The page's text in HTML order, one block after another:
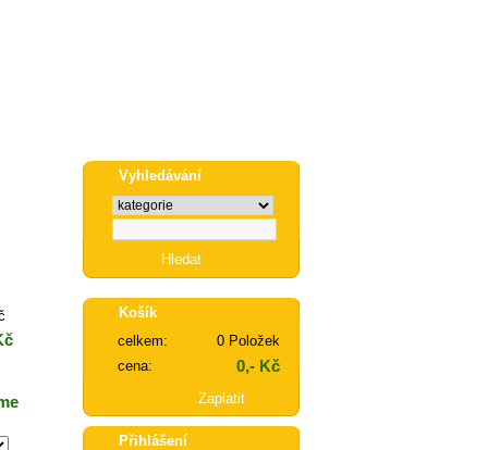
Vyhledávání
Košík
celkem:
0 Položek
cena:
0,- Kč
Zaplatit
Přihlášení